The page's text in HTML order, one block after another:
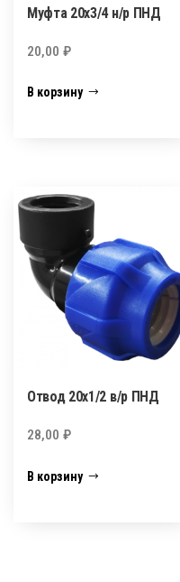
Муфта 20х3/4 н/р ПНД
20,00 ₽
В корзину
Отвод 20х1/2 в/р ПНД
28,00 ₽
В корзину